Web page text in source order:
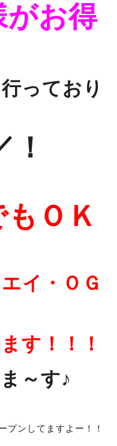
がお得
っており
ＯＫ
イ・ＯＧ
す！！！
～す♪
ンしてますよー！！